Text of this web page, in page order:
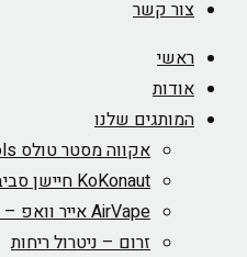
צור קשר
ראשי
אודות
המותגים שלנו
אקווה מסטר טולס Aqua Master tools
KoKonaut חיישן סביבתי
AirVape אייר וואפ – וופורייזר
זרום – ניטרול ריחות